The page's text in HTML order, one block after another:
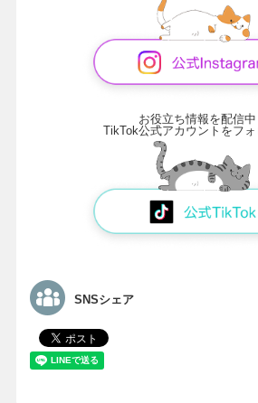
お役立ち情報を配信中
TikTok公式アカウントをフ
SNSシェア